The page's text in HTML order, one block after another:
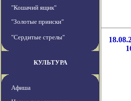
"Кошачий ящик"
"Золотые прииски"
"Сердитые стрелы"
КУЛЬТУРА
Афиша